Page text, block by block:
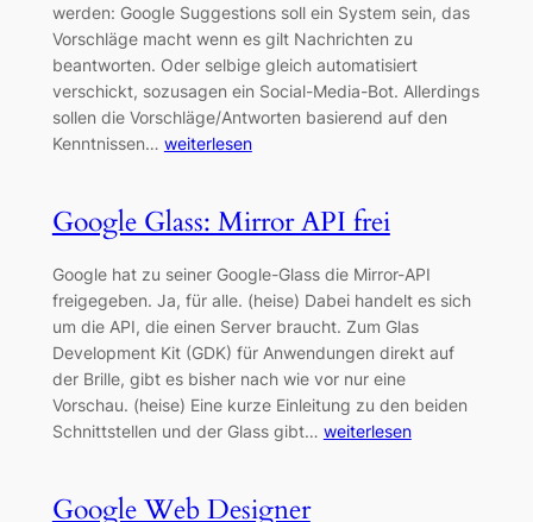
werden: Google Suggestions soll ein System sein, das
Vorschläge macht wenn es gilt Nachrichten zu
beantworten. Oder selbige gleich automatisiert
verschickt, sozusagen ein Social-Media-Bot. Allerdings
sollen die Vorschläge/Antworten basierend auf den
Kenntnissen… weiterlesen
Google Glass: Mirror API frei
Google hat zu seiner Google-Glass die Mirror-API
freigegeben. Ja, für alle. (heise) Dabei handelt es sich
um die API, die einen Server braucht. Zum Glas
Development Kit (GDK) für Anwendungen direkt auf
der Brille, gibt es bisher nach wie vor nur eine
Vorschau. (heise) Eine kurze Einleitung zu den beiden
Schnittstellen und der Glass gibt… weiterlesen
Google Web Designer